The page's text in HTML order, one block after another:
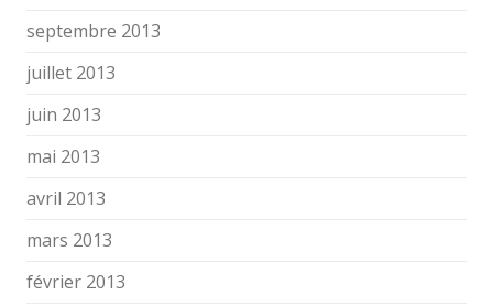
septembre 2013
juillet 2013
juin 2013
mai 2013
avril 2013
mars 2013
février 2013